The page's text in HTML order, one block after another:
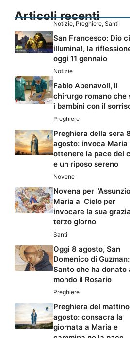
Articoli recenti
Notizie, Preghiere, Santi
San Francesco: Dio ci
illumina!, la
oggi 11 gennaio
Notizie
Fabio Abenavoli, il
chirurgo romano che
i bambini con il
Preghiere
Preghiera della sera 8
agosto: invoca Maria
ottenere la pace del
e un riposo sereno
Novene
Novena per
Maria al Cielo per
invocare la sua
terzo giorno
Santi
Oggi 8 agosto, San
Domenico di
Santo che ha donato
mondo il Rosario
Preghiere
Preghiera del
agosto: consacra la
giornata a Maria e